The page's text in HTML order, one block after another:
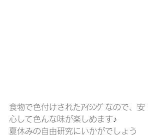
食物で色付けされたｱｲｼﾝｸﾞなので、安
心して色んな味が楽しめます♪
夏休みの自由研究にいかがでしょう